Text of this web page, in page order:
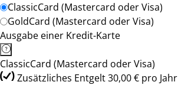
ClassicCard (Mastercard oder Visa)
GoldCard (Mastercard oder Visa)
Ausgabe einer Kredit-Karte
ClassicCard (Mastercard oder Visa)
Zusätzliches Entgelt 30,00 € pro Jahr